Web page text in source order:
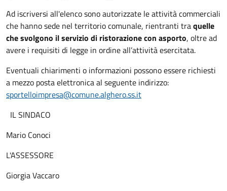
Ad iscriversi all'elenco sono autorizzate le attività commerciali
che hanno sede nel territorio comunale, rientranti traquelle
che svolgono il servizio di ristorazione con asporto, oltre ad
avere i requisiti di legge in ordine all’attività esercitata.
Eventuali chiarimenti o informazioni possono essere richiesti
a mezzo posta elettronica al seguente indirizzo:
sportelloimpresa@comune.alghero.ss.it
IL SINDACO
Mario Conoci
L'ASSESSORE
Giorgia Vaccaro